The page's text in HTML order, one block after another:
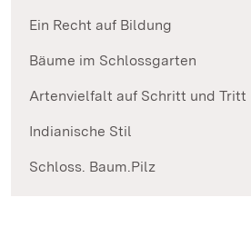
Ein Recht auf Bildung
Bäume im Schlossgarten
Artenvielfalt auf Schritt und Tritt
Indianische Stil
Schloss. Baum.Pilz